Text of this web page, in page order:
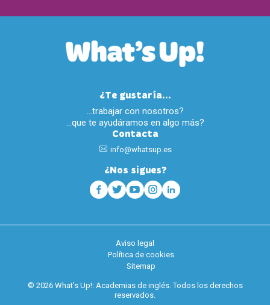
¿Te gustaría...
…trabajar con nosotros?
…que te ayudáramos en algo más?
Contacta
info@whatsup.es
¿Nos sigues?
Aviso legal
Política de cookies
Sitemap
© 2026 What's Up!: Academias de inglés. Todos los derechos
reservados.